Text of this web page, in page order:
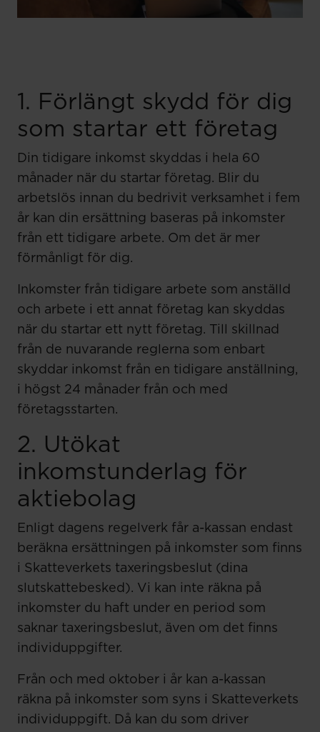
1. Förlängt skydd för dig
som startar ett företag
Din tidigare inkomst skyddas i hela 60
månader när du startar företag. Blir du
arbetslös innan du bedrivit verksamhet i fem
år kan din ersättning baseras på inkomster
från ett tidigare arbete. Om det är mer
förmånligt för dig.
Inkomster från tidigare arbete som anställd
och arbete i ett annat företag kan skyddas
när du startar ett nytt företag. Till skillnad
från de nuvarande reglerna som enbart
skyddar inkomst från en tidigare anställning,
i högst 24 månader från och med
företagsstarten.
2. Utökat
inkomstunderlag för
aktiebolag
Enligt dagens regelverk får a-kassan endast
beräkna ersättningen på inkomster som finns
i Skatteverkets taxeringsbeslut (dina
slutskattebesked). Vi kan inte räkna på
inkomster du haft under en period som
saknar taxeringsbeslut, även om det finns
individuppgifter.
Från och med oktober i år kan a-kassan
räkna på inkomster som syns i Skatteverkets
individuppgift. Då kan du som driver